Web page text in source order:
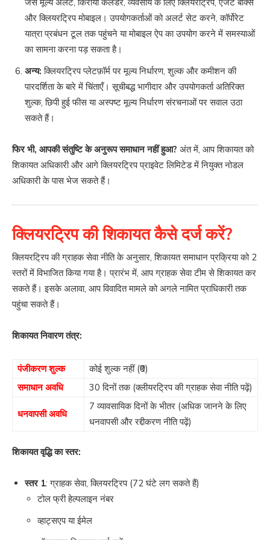
जैसे मूल्य अलर्ट, किराया कैलेंडर, व्यवसाय के लिए क्लियरट्रिप, एजेंट बॉक्स
और क्लियरट्रिप मोबाइल। उपयोगकर्ताओं को अलर्ट सेट करने, कॉर्पोरेट
यात्रा प्रबंधन टूल तक पहुंचने या मोबाइल ऐप का उपयोग करने में समस्याओं
का सामना करना पड़ सकता है।
अन्य: क्लियरट्रिप प्लेटफ़ॉर्म पर मूल्य निर्धारण, शुल्क और कमीशन की
पारदर्शिता के बारे में चिंताएँ। सूचीबद्ध भागीदार और उपयोगकर्ता अतिरिक्त
शुल्क, छिपी हुई फीस या अस्पष्ट मूल्य निर्धारण संरचनाओं पर सवाल उठा
सकते हैं।
फिर भी, आपकी संतुष्टि के अनुरूप समाधान नहीं हुआ? अंत में, आप शिकायत को
शिकायत अधिकारी और आगे क्लियरट्रिप प्राइवेट लिमिटेड में नियुक्त नोडल
अधिकारी के पास भेज सकते हैं।
क्लियरट्रिप की शिकायत कैसे दर्ज करें?
क्लियरट्रिप की ग्राहक सेवा नीति के अनुसार, शिकायत समाधान प्रक्रिया को 2
स्तरों में विभाजित किया गया है। प्रारंभ में, आप ग्राहक सेवा टीम से शिकायत कर
सकते हैं। इसके अलावा, आप विवादित मामले को अगले नामित प्राधिकारी तक
पहुंचा सकते हैं।
शिकायत निवारण तंत्र:
पंजीकरण शुल्क
कोई शुल्क नहीं (₹0)
समाधान अवधि
30 दिनों तक (क्लीयरट्रिप की ग्राहक सेवा नीति पढ़ें)
धनवापसी अवधि
7 व्यावसायिक दिनों के भीतर (अधिक जानने के लिए
धनवापसी और रद्दीकरण नीति पढ़ें)
शिकायत वृद्धि का स्तर:
स्तर 1: ग्राहक सेवा, क्लियरट्रिप (72 घंटे लग सकते हैं)
टोल फ्री हेल्पलाइन नंबर
व्हाट्सएप या ईमेल